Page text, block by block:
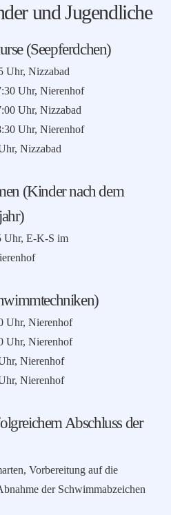
und Jugendliche
(Seepferdchen)
Uhr, Nizzabad
Uhr, Nierenhof
Uhr, Nizzabad
Uhr, Nierenhof
Nizzabad
(Kinder nach dem
Uhr, E-K-S im
Uhr, Nierenhof
Uhr, Nierenhof
Nierenhof
Nierenhof
Abschluss der
Vorbereitung auf die
der Schwimmabzeichen